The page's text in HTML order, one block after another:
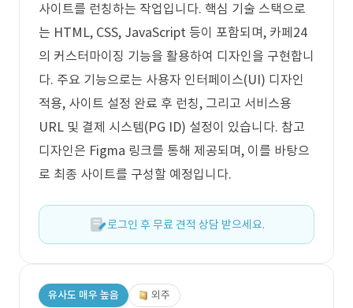
사이트를 런칭하는 작업입니다. 핵심 기술 스택으로
는 HTML, CSS, JavaScript 등이 포함되며, 카페24
의 커스터마이징 기능을 활용하여 디자인을 구현합니
다. 주요 기능으로는 사용자 인터페이스(UI) 디자인
적용, 사이트 설정 완료 후 런칭, 그리고 서비스용
URL 및 결제 시스템(PG ID) 설정이 있습니다. 참고
디자인은 Figma 링크를 통해 제공되며, 이를 바탕으
로 최종 사이트를 구성할 예정입니다.
로그인 후 무료 견적 상담 받으세요.
유사도 매우 높음 외주